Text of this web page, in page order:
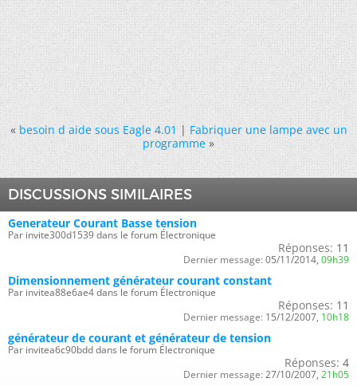
« besoin d aide sous Eagle 4.01|Fabriquer une lampe avec un
programme »
DISCUSSIONS SIMILAIRES
Generateur Courant Basse tension
Par invite300d1539 dans le forum Électronique
Réponses: 11
Dernier message: 05/11/2014, 09h39
Dimensionnement générateur courant constant
Par invitea88e6ae4 dans le forum Électronique
Réponses: 11
Dernier message: 15/12/2007, 10h18
générateur de courant et générateur de tension
Par invitea6c90bdd dans le forum Électronique
Réponses: 4
Dernier message: 27/10/2007, 21h05